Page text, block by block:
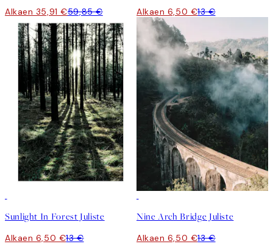
Alkaen 35,91 €59,85 € Alkaen 6,50 €13 €
Sunlight In Forest Juliste
Alkaen 6,50 €13 €
Nine Arch Bridge Juliste
Alkaen 6,50 €13 €